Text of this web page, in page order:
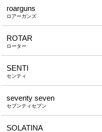
roarguns
ロアーガンズ
ROTAR
ローター
SENTI
センティ
seventy seven
セブンティセブン
SOLATINA